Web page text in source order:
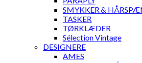
SMYKKER &
TASKER
TØRKLÆDER
Sélection Vintage
DESIGNERE
AMES